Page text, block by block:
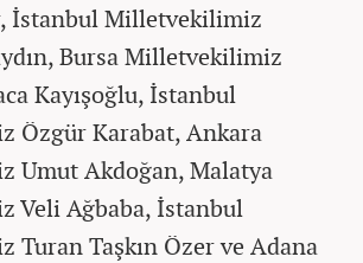
İstanbul Milletvekilimiz
Bursa Milletvekilimiz
Kayışoğlu, İstanbul
Özgür Karabat, Ankara
Umut Akdoğan, Malatya
Veli Ağbaba, İstanbul
Taşkın Özer ve Adana